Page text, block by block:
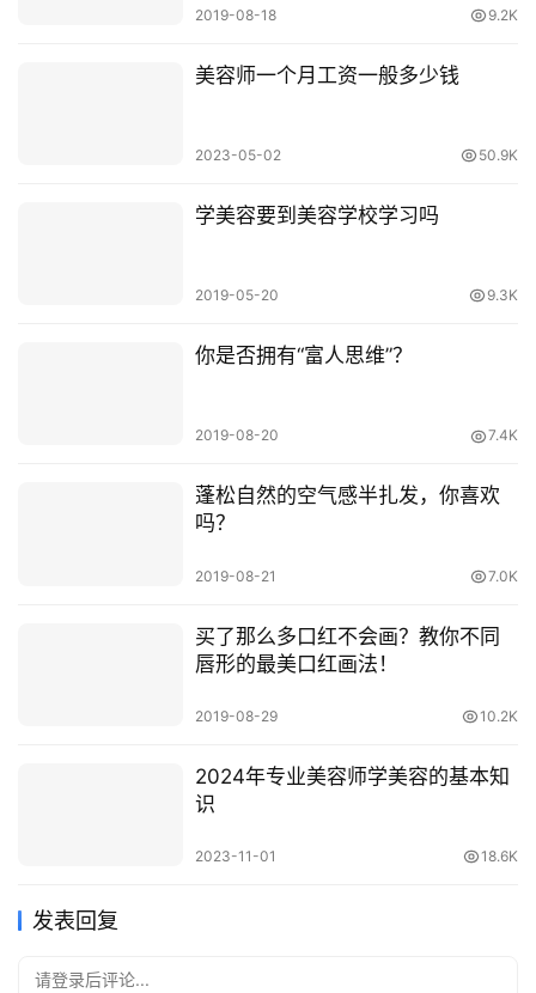
2019-08-18 9.2K
美容师一个月工资一般多少钱
2023-05-02 50.9K
学美容要到美容学校学习吗
2019-05-20 9.3K
你是否拥有“富人思维”？
2019-08-20 7.4K
蓬松自然的空气感半扎发，你喜欢
吗？
2019-08-21 7.0K
买了那么多口红不会画？教你不同
唇形的最美口红画法！
2019-08-29 10.2K
2024年专业美容师学美容的基本知
识
2023-11-01 18.6K
发表回复
请登录后评论...